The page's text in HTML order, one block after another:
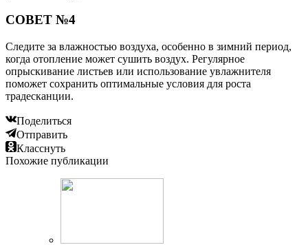
СОВЕТ №4
Следите за влажностью воздуха, особенно в зимний период,
когда отопление может сушить воздух. Регулярное
опрыскивание листьев или использование увлажнителя
поможет сохранить оптимальные условия для роста
традесканции.
Поделиться
Отправить
Класснуть
Похожие публикации